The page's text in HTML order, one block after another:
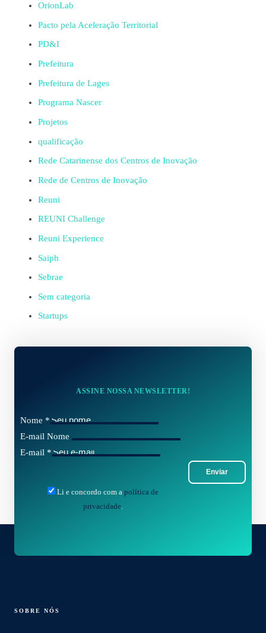
OrionLab
Pacto pela Aceleração Territorial
PD&I
Prefeitura
Prefeitura de Lages
Programa Nascer
Projetos
qualificação
Rede Catarinense dos Centros de Inovação
Rede de Centros de Inovação
Reuni
REUNI Challenge
Reuni Experience
Saiph
Sebrae
Sem categoria
Startups
ASSINE NOSSA NEWSLETTER!
Nome *
E-mail Nome
E-mail *
Enviar
Li e concordo com a política de
privacidade
SOBRE NÓS